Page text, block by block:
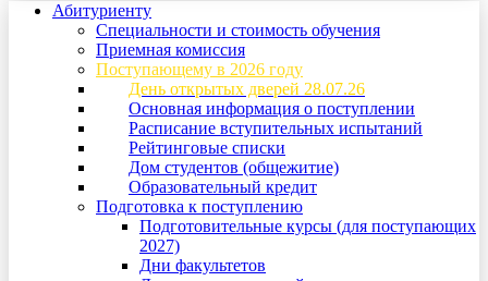
Абитуриенту
Специальности и стоимость обучения
Приемная комиссия
Поступающему в 2026 году
День открытых дверей 28.07.26
Основная информация о поступлении
Расписание вступительных испытаний
Рейтинговые списки
Дом студентов (общежитие)
Образовательный кредит
Подготовка к поступлению
Подготовительные курсы (для поступающих
2027)
Дни факультетов